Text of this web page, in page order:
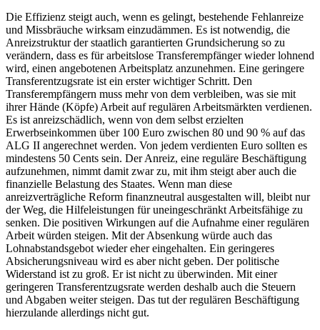
Die Effizienz steigt auch, wenn es gelingt, bestehende Fehlanreize
und Missbräuche wirksam einzudämmen. Es ist notwendig, die
Anreizstruktur der staatlich garantierten Grundsicherung so zu
verändern, dass es für arbeitslose Transferempfänger wieder lohnend
wird, einen angebotenen Arbeitsplatz anzunehmen. Eine geringere
Transferentzugsrate ist ein erster wichtiger Schritt. Den
Transferempfängern muss mehr von dem verbleiben, was sie mit
ihrer Hände (Köpfe) Arbeit auf regulären Arbeitsmärkten verdienen.
Es ist anreizschädlich, wenn von dem selbst erzielten
Erwerbseinkommen über 100 Euro zwischen 80 und 90 % auf das
ALG II angerechnet werden. Von jedem verdienten Euro sollten es
mindestens 50 Cents sein. Der Anreiz, eine reguläre Beschäftigung
aufzunehmen, nimmt damit zwar zu, mit ihm steigt aber auch die
finanzielle Belastung des Staates. Wenn man diese
anreizverträgliche Reform finanzneutral ausgestalten will, bleibt nur
der Weg, die Hilfeleistungen für uneingeschränkt Arbeitsfähige zu
senken. Die positiven Wirkungen auf die Aufnahme einer regulären
Arbeit würden steigen. Mit der Absenkung würde auch das
Lohnabstandsgebot wieder eher eingehalten. Ein geringeres
Absicherungsniveau wird es aber nicht geben. Der politische
Widerstand ist zu groß. Er ist nicht zu überwinden. Mit einer
geringeren Transferentzugsrate werden deshalb auch die Steuern
und Abgaben weiter steigen. Das tut der regulären Beschäftigung
hierzulande allerdings nicht gut.